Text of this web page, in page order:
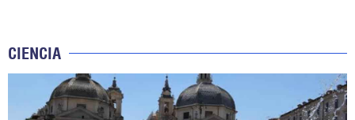
CIENCIA